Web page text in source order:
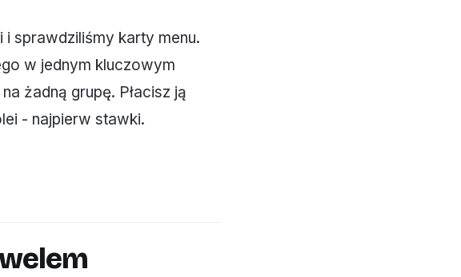
i sprawdziliśmy karty menu.
w jednym kluczowym
żadną grupę. Płacisz ją
- najpierw stawki.